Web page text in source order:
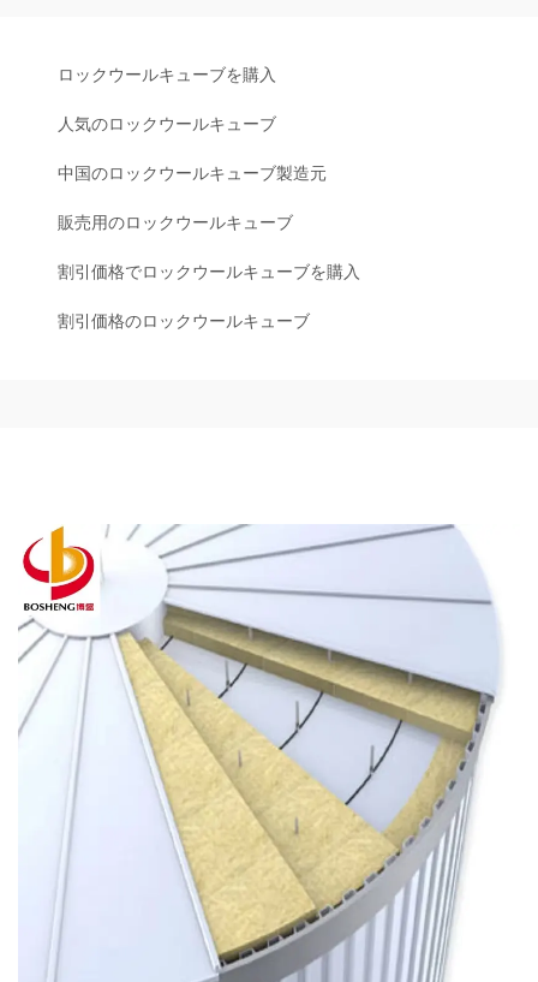
ロックウールキューブを購入
人気のロックウールキューブ
中国のロックウールキューブ製造元
販売用のロックウールキューブ
割引価格でロックウールキューブを購入
割引価格のロックウールキューブ